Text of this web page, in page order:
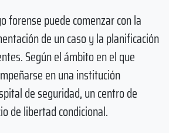
forense puede comenzar con la
de un caso y la planificación
Según el ámbito en el que
en una institución
de seguridad, un centro de
de libertad condicional.